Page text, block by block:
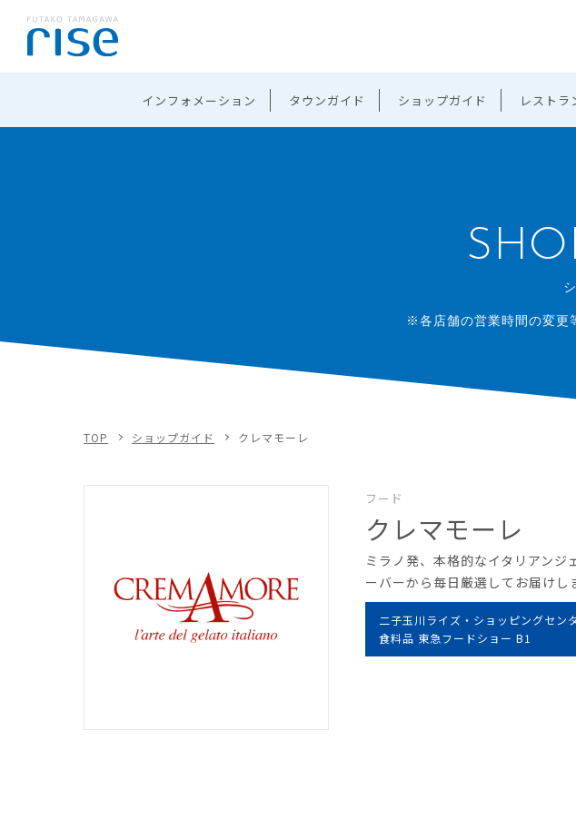
インフォメーション タウンガイド ショップガイド レストラ
※各店舗の営業時間の変更
TOP ショップガイド クレマモーレ
フード
クレマモーレ
ミラノ発、本格的なイタリアン
ーバーから毎日厳選してお届けし
二子玉川ライズ・ショッピングセン
食料品 東急フードショー B1